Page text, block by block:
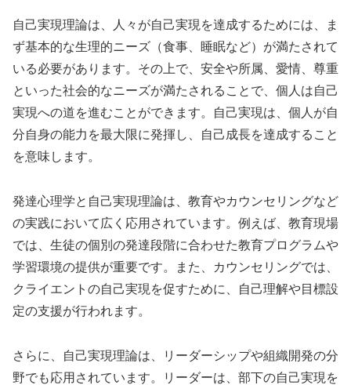
自己実現理論は、人々が自己実現を達成するためには、ま
ず基本的な生理的ニーズ（食事、睡眠など）が満たされて
いる必要があります。その上で、安全や所属、愛情、尊重
といった社会的なニーズが満たされることで、個人は自己
実現への道を進むことができます。自己実現は、個人が自
分自身の能力を最大限に発揮し、自己成長を達成すること
を意味します。
発達心理学と自己実現理論は、教育やカウンセリングなど
の実践において広く応用されています。例えば、教育現場
では、生徒の個別の発達段階に合わせた教育プログラムや
学習環境の提供が重要です。また、カウンセリングでは、
クライエントの自己実現を促すために、自己理解や目標設
定の支援が行われます。
さらに、自己実現理論は、リーダーシップや組織開発の分
野でも応用されています。リーダーは、部下の自己実現を